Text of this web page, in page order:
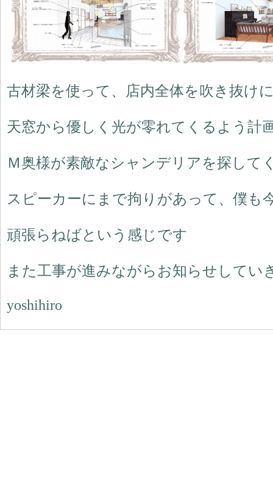
古材梁を使って、店内全体を吹き抜け
天窓から優しく光が零れてくるよう計
Ｍ奥様が素敵なシャンデリアを探して
スピーカーにまで拘りがあって、僕も
頑張らねばという感じです
また工事が進みながらお知らせしてい
yoshihiro